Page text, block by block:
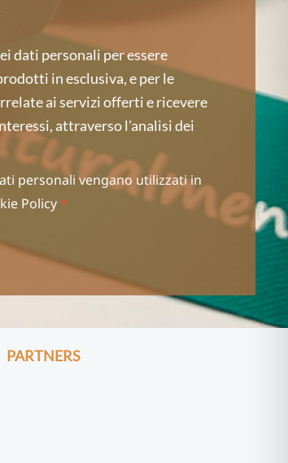
dati personali per essere
in esclusiva, e per le
ai servizi offerti e ricevere
attraverso l'analisi dei
personali vengano utilizzati in
Policy *
PARTNERS